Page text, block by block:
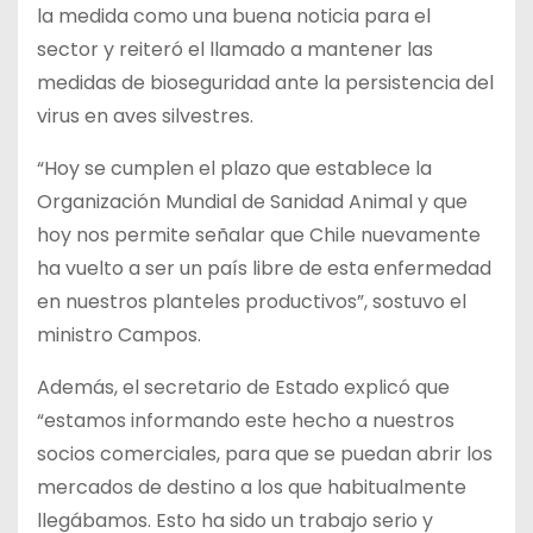
la medida como una buena noticia para el
sector y reiteró el llamado a mantener las
medidas de bioseguridad ante la persistencia del
virus en aves silvestres.
“Hoy se cumplen el plazo que establece la
Organización Mundial de Sanidad Animal y que
hoy nos permite señalar que Chile nuevamente
ha vuelto a ser un país libre de esta enfermedad
en nuestros planteles productivos”, sostuvo el
ministro Campos.
Además, el secretario de Estado explicó que
“estamos informando este hecho a nuestros
socios comerciales, para que se puedan abrir los
mercados de destino a los que habitualmente
llegábamos. Esto ha sido un trabajo serio y